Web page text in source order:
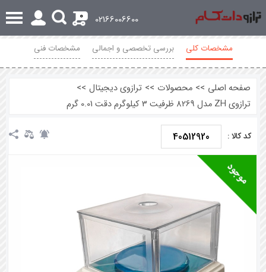
02166006600
0
مشخصات کلی بررسی تخصصی و اجمالی مشخصات فنی
صفحه اصلی >> محصولات >> ترازوی دیجیتال >>
ترازوی ZH مدل 8269 ظرفیت 3 کیلوگرم دقت 0.01 گرم
کد کالا : 40512920